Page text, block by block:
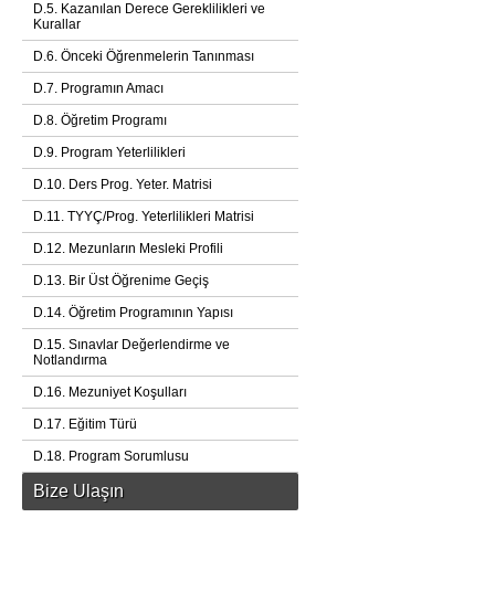
D.5. Kazanılan Derece Gereklilikleri ve
Kurallar
D.6. Önceki Öğrenmelerin Tanınması
D.7. Programın Amacı
D.8. Öğretim Programı
D.9. Program Yeterlilikleri
D.10. Ders Prog. Yeter. Matrisi
D.11. TYYÇ/Prog. Yeterlilikleri Matrisi
D.12. Mezunların Mesleki Profili
D.13. Bir Üst Öğrenime Geçiş
D.14. Öğretim Programının Yapısı
D.15. Sınavlar Değerlendirme ve
Notlandırma
D.16. Mezuniyet Koşulları
D.17. Eğitim Türü
D.18. Program Sorumlusu
Bize Ulaşın